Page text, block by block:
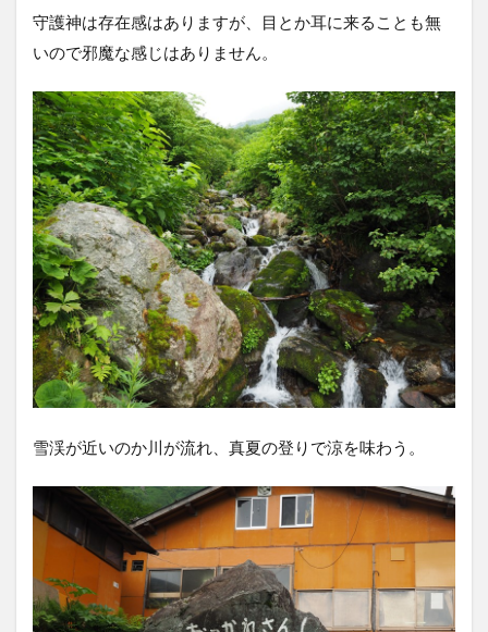
守護神は存在感はありますが、目とか耳に来ることも無
いので邪魔な感じはありません。
雪渓が近いのか川が流れ、真夏の登りで涼を味わう。